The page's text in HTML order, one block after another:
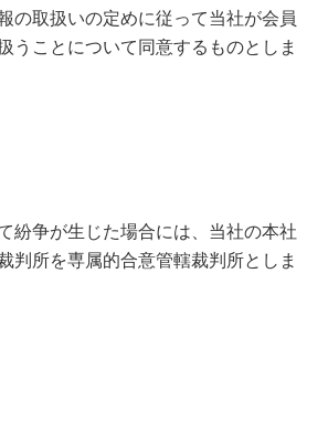
の取扱いの定めに従って当社が会員
うことについて同意するものとしま
紛争が生じた場合には、当社の本社
判所を専属的合意管轄裁判所としま